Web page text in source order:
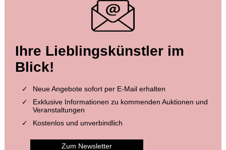
MATTHÄUS (D.Ä.) MERIAN
Topographia Germaniae. 13 Bde., 1655
Ergebnis:€ 60.000
Ihre Lieblingskünstler im
Blick!
Neue Angebote sofort per E-Mail erhalten
Exklusive Informationen zu kommenden Auktionen und
Veranstaltungen
Kostenlos und unverbindlich
Zum Newsletter